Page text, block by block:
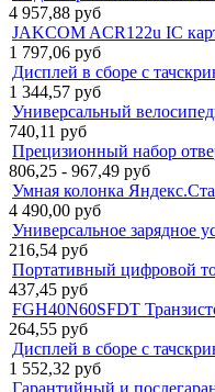
4 957,88 руб
JAKCOM ACR122u IC
1 797,06 руб
Дисплей в сборе с
1 344,57 руб
Универсальный
740,11 руб
Прецизионный набор
806,25 - 967,49 руб
Умная колонка
4 490,00 руб
Универсальное зарядное
216,54 руб
Портативный цифровой
437,45 руб
FGH40N60SFDT
264,55 руб
Дисплей в сборе с
1 552,32 руб
Гарантийный и